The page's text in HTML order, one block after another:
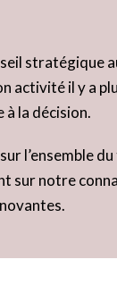
stratégique
activité il y a
à la décision.
l’ensemble
sur notre